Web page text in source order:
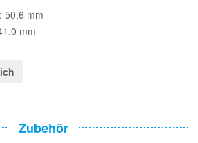
50,6 mm
mm
Zubehör